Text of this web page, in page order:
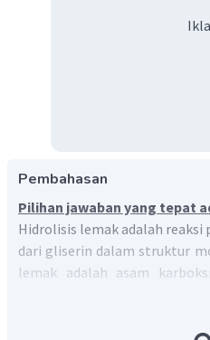
Pembahasan
Pilihan jawaban yang tepat
Hidrolisis lemak adalah reaksi
dari gliserin dalam struktur
lemak adalah asam